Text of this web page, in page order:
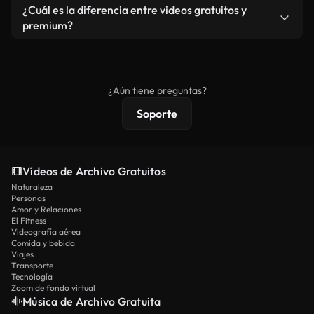
Sí. Eres libre de recortar o mezclar nuestros
vídeos. Solo asegúrese de que el producto final no
¿Cuál es la diferencia entre videos gratuitos y
premium?
protecciones de licencia extendidas.
¿Aún tiene preguntas?
Soporte
Vídeos de Archivo Gratuitos
Naturaleza
Personas
Amor y Relaciones
El Fitness
Videografía aérea
Comida y bebida
Viajes
Transporte
Tecnología
Zoom de fondo virtual
Música de Archivo Gratuita